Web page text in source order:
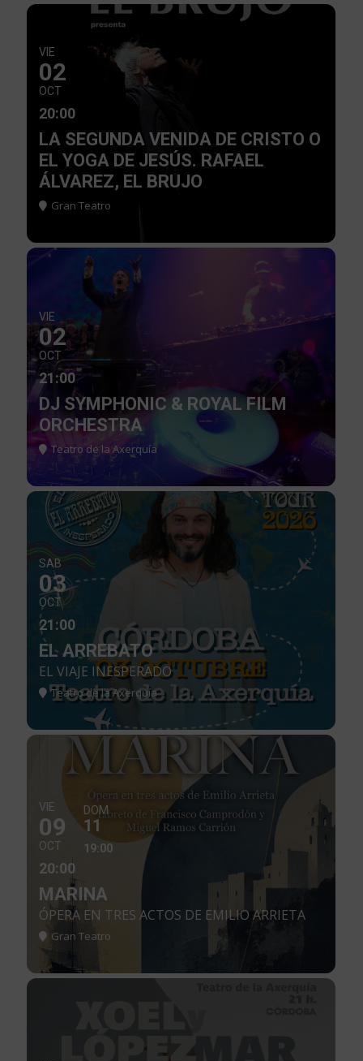
VIE
02
OCT
20:00
LA SEGUNDA VENIDA DE CRISTO O
EL YOGA DE JESÚS. RAFAEL
ÁLVAREZ, EL BRUJO
Gran Teatro
VIE
02
OCT
21:00
DJ SYMPHONIC & ROYAL FILM
ORCHESTRA
Teatro de la Axerquía
SAB
03
OCT
21:00
EL ARREBATO
EL VIAJE INESPERADO
Teatro de la Axerquía
VIE
09
OCT
20:00
DOM
11
19:00
MARINA
ÓPERA EN TRES ACTOS DE EMILIO ARRIETA
Gran Teatro